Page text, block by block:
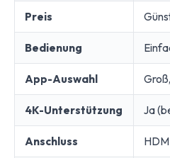
Preis
Bedienung
App-Auswahl
4K-Unterstützung Ja
Anschluss